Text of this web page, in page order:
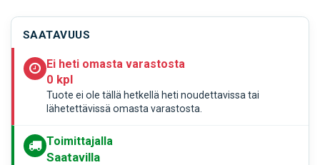
SAATAVUUS
Ei heti omasta varastosta
0 kpl
Tuote ei ole tällä hetkellä heti noudettavissa tai
lähetettävissä omasta varastosta.
Toimittajalla
Saatavilla